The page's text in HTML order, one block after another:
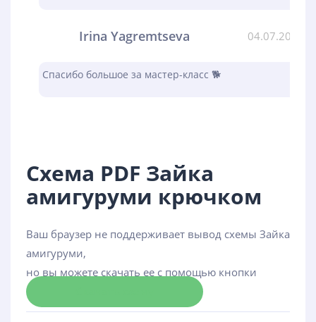
Irina Yagremtseva 04.07.2023
Спасибо большое за мастер-класс 🐕
Схема PDF Зайка
амигуруми крючком
Ваш браузер не поддерживает вывод схемы Зайка
амигуруми,
но вы можете скачать ее с помощью кнопки